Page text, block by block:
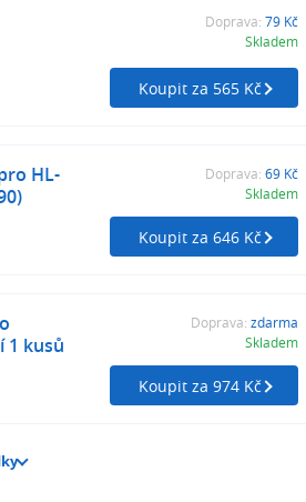
Doprava: 79 Kč
Skladem
Koupit za 565 Kč
HL-
Doprava: 69 Kč
Skladem
Koupit za 646 Kč
1 kusů
Doprava: zdarma
Skladem
Koupit za 974 Kč